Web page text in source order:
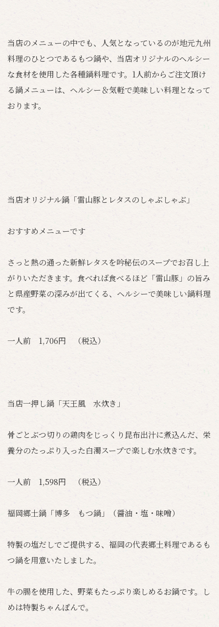
当店のメニューの中でも、人気となっているのが地元九州
料理のひとつであるもつ鍋や、当店オリジナルのヘルシー
な食材を使用した各種鍋料理です。1人前からご注文頂け
る鍋メニューは、ヘルシー＆気軽で美味しい料理となって
おります。
当店オリジナル鍋「雷山豚とレタスのしゃぶしゃぶ」
おすすめメニューです
さっと熱の通った新鮮レタスを吟秘伝のスープでお召し上
がりいただきます。食べれば食べるほど「雷山豚」の旨み
と県産野菜の深みが出てくる、ヘルシーで美味しい鍋料理
です。
一人前 1,706円 （税込）
当店一押し鍋「天王風 水炊き」
骨ごとぶつ切りの鶏肉をじっくり昆布出汁に煮込んだ、栄
養分のたっぷり入った白濁スープで楽しむ水炊きです。
一人前 1,598円 （税込）
福岡郷土鍋「博多 もつ鍋」（醤油・塩・味噌）
特製の塩だしでご提供する、福岡の代表郷土料理であるも
つ鍋を用意いたしました。
牛の腸を使用した、野菜もたっぷり楽しめるお鍋です。し
めは特製ちゃんぽんで。